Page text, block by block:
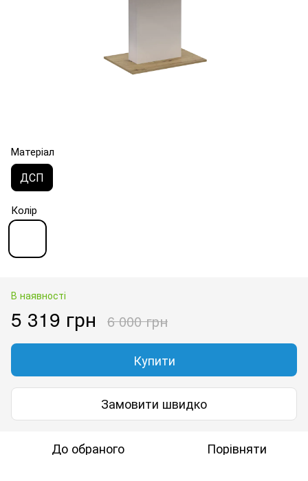
Матеріал
ДСП
Колір
В наявності
5 319 грн 6 000 грн
Купити
Замовити швидко
До обраного Порівняти